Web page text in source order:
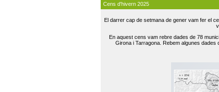
Cens d'hivern 2025
El darrer cap de setmana de gener vam fer el
En aquest cens vam rebre dades de 78
Girona i Tarragona. Rebem algunes